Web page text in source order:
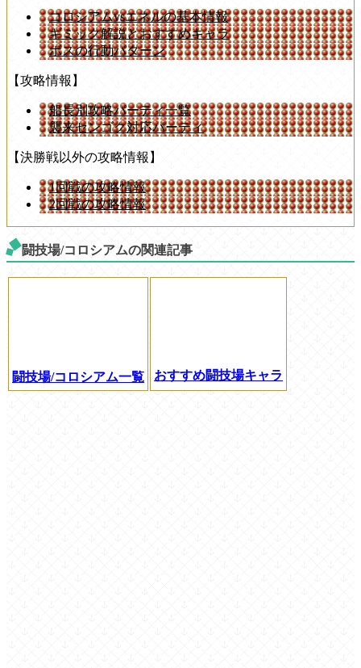
コロシアムvsエネルの基本情報
ギミック解説とおすすめキャラ
ボスの行動パターン
【攻略情報】
船長別攻略パーティ一覧
襲来センゴク対応パーティ
【決勝戦以外の攻略情報】
1回戦の攻略情報
2回戦の攻略情報
闘技場/コロシアムの関連記事
闘技場/コロシアム一覧 おすすめ闘技場キャラ